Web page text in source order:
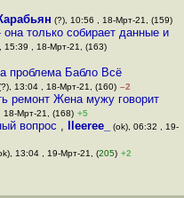
(?), 10:56 , 18-Мрт-21, (159)
только собирает данные и
15:39 , 18-Мрт-21, (163)
проблема Бабло Всё
13:04 , 18-Мрт-21, (160) –2
ремонт Жена мужу говорит
18-Мрт-21, (168) +5
вопрос , lleeree_ (ok), 06:32 , 19-
13:04 , 19-Мрт-21, (205) +2